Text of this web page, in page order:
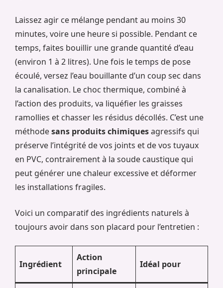
Laissez agir ce mélange pendant au moins 30
minutes, voire une heure si possible. Pendant ce
temps, faites bouillir une grande quantité d’eau
(environ 1 à 2 litres). Une fois le temps de pose
écoulé, versez l’eau bouillante d’un coup sec dans
la canalisation. Le choc thermique, combiné à
l’action des produits, va liquéfier les graisses
ramollies et chasser les résidus décollés. C’est une
méthodesans produits chimiquesagressifs qui
préserve l’intégrité de vos joints et de vos tuyaux
en PVC, contrairement à la soude caustique qui
peut générer une chaleur excessive et déformer
les installations fragiles.
Voici un comparatif des ingrédients naturels à
toujours avoir dans son placard pour l’entretien :
Ingrédient
Action
principale
Idéal pour